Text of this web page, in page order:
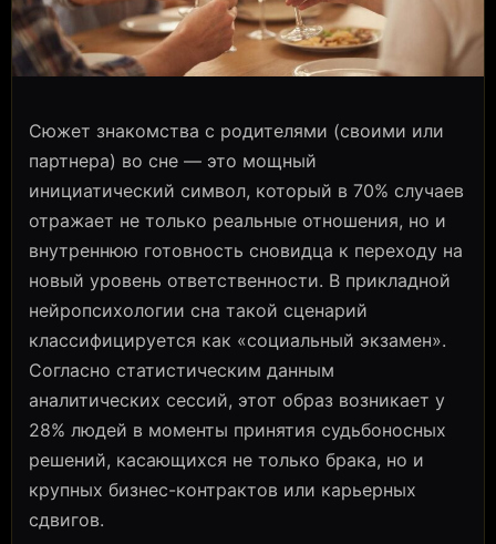
Сюжет знакомства с родителями (своими или
партнера) во сне — это мощный
инициатический символ, который в 70% случаев
отражает не только реальные отношения, но и
внутреннюю готовность сновидца к переходу на
новый уровень ответственности. В прикладной
нейропсихологии сна такой сценарий
классифицируется как «социальный экзамен».
Согласно статистическим данным
аналитических сессий, этот образ возникает у
28% людей в моменты принятия судьбоносных
решений, касающихся не только брака, но и
крупных бизнес-контрактов или карьерных
сдвигов.